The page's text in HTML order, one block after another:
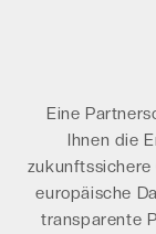
Eine
Ihnen die
zukunftssichere
europäische
transparente